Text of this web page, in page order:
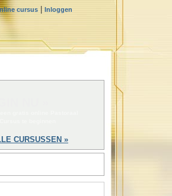
cursus Inloggen
CURSUSSEN »